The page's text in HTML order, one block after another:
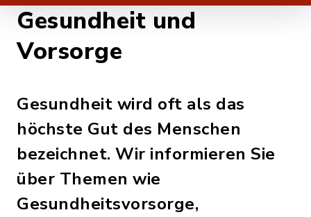
Gesundheit und
Vorsorge
Gesundheit wird oft als das
höchste Gut des Menschen
bezeichnet. Wir informieren Sie
über Themen wie
Gesundheitsvorsorge,